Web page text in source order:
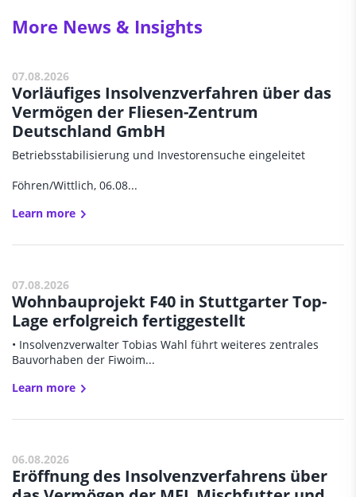
More News & Insights
07.08.2026
Vorläufiges Insolvenzverfahren über das
Vermögen der Fliesen-Zentrum
Deutschland GmbH
Betriebsstabilisierung und Investorensuche eingeleitet
Föhren/Wittlich, 06.08...
Learn more
07.08.2026
Wohnbauprojekt F40 in Stuttgarter Top-
Lage erfolgreich fertiggestellt
• Insolvenzverwalter Tobias Wahl führt weiteres zentrales
Bauvorhaben der Fiwoim...
Learn more
06.08.2026
Eröffnung des Insolvenzverfahrens über